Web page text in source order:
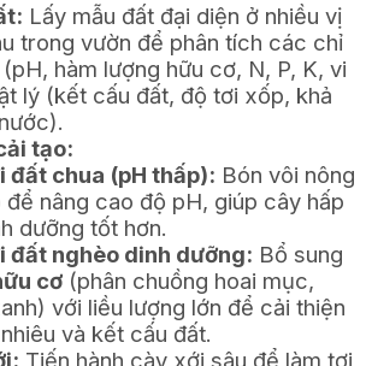
Lấy mẫu đất đại diện ở nhiều vị
trong vườn để phân tích các chỉ
hàm lượng hữu cơ, N, P, K, vi
lý (kết cấu đất, độ tơi xốp, khả
tạo:
đất chua (pH thấp): Bón vôi nông
để nâng cao độ pH, giúp cây hấp
dưỡng tốt hơn.
đất nghèo dinh dưỡng: Bổ sung
cơ (phân chuồng hoai mục,
với liều lượng lớn để cải thiện
và kết cấu đất.
Tiến hành cày xới sâu để làm tơi